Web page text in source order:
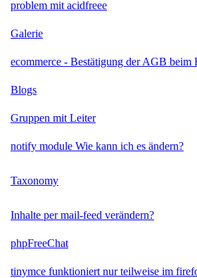
problem mit acidfreee
Galerie
ecommerce - Bestätigung der AGB beim
Blogs
Gruppen mit Leiter
notify module Wie kann ich es ändern?
Taxonomy
Inhalte per mail-feed verändern?
phpFreeChat
tinymce funktioniert nur teilweise im